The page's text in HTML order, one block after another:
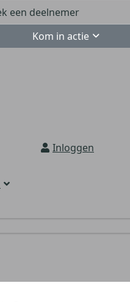
Kom in actie
Inloggen